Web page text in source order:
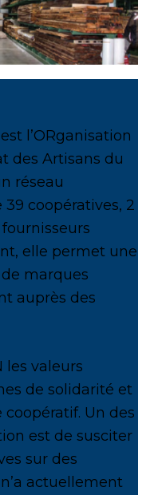
l’ORganisation
des Artisans du
réseau
coopératives, 2
elle permet une
marques
auprès des
les valeurs
de solidarité et
Un des
est de susciter
sur des
actuellement